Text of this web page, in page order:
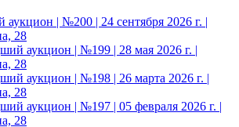
аукцион | №200 | 24 сентября 2026 г. |
28
аукцион | №199 | 28 мая 2026 г. |
28
аукцион | №198 | 26 марта 2026 г. |
28
аукцион | №197 | 05 февраля 2026 г. |
28